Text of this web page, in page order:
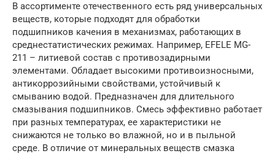
В ассортименте отечественного есть ряд универсальных
веществ, которые подходят для обработки
подшипников качения в механизмах, работающих в
среднестатистических режимах. Например, EFELE MG-
211 – литиевой состав с противозадирными
элементами. Обладает высокими противоизносными,
антикоррозийными свойствами, устойчивый к
смыванию водой. Предназначен для длительного
смазывания подшипников. Смесь эффективно работает
при разных температурах, ее характеристики не
снижаются не только во влажной, но и в пыльной
среде. В отличие от минеральных веществ смазка